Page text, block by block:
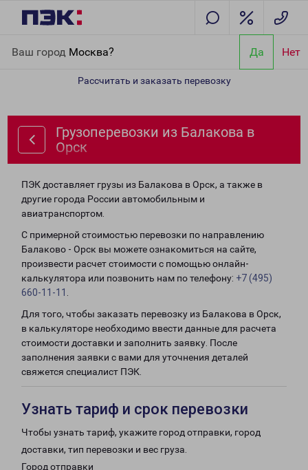
Ваш город Москва? Да Нет
Рассчитать и заказать перевозку
Грузоперевозки из Балакова в
Орск
ПЭК доставляет грузы из Балакова в Орск, а также в
другие города России автомобильным и
авиатранспортом.
С примерной стоимостью перевозки по направлению
Балаково - Орск вы можете ознакомиться на сайте,
произвести расчет стоимости с помощью онлайн-
калькулятора или позвонить нам по телефону: +7 (495)
660-11-11
Для того, чтобы заказать перевозку из Балакова в Орск,
в калькуляторе необходимо ввести данные для расчета
стоимости доставки и заполнить заявку. После
заполнения заявки с вами для уточнения деталей
свяжется специалист ПЭК.
Узнать тариф и срок перевозки
Чтобы узнать тариф, укажите город отправки, город
доставки, тип перевозки и вес груза.
Город отправки